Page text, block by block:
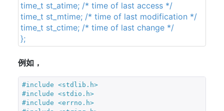
time_t st_atime; /* time of last access */
time_t st_mtime; /* time of last modification */
time_t st_ctime; /* time of last change */
};
例如，
#include <stdlib.h>
#include <stdio.h>
#include <errno.h>